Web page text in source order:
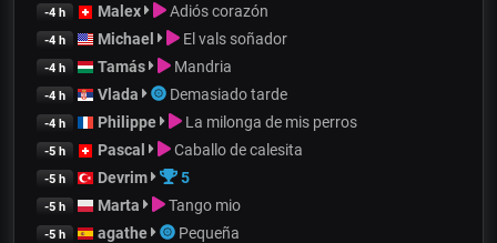
-4 h Malex Adiós corazón
-4 h Michael El vals soñador
-4 h Tamás Mandria
-4 h Vlada Demasiado tarde
-4 h Philippe La milonga de mis perros
-5 h Pascal Caballo de calesita
-5 h Devrim 5
-5 h Marta Tango mio
-5 h agathe Pequeña